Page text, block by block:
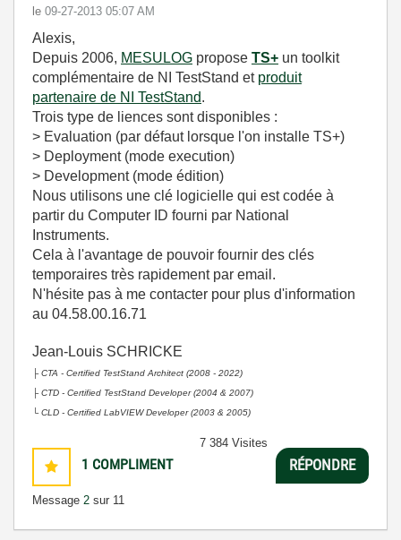
le ‎09-27-2013 05:07 AM
Alexis,
Depuis 2006, MESULOG propose TS+ un toolkit
complémentaire de NI TestStand et produit
partenaire de NI TestStand.
Trois type de liences sont disponibles :
> Evaluation (par défaut lorsque l'on installe TS+)
> Deployment (mode execution)
> Development (mode édition)
Nous utilisons une clé logicielle qui est codée à
partir du Computer ID fourni par National
Instruments.
Cela à l'avantage de pouvoir fournir des clés
temporaires très rapidement par email.
N'hésite pas à me contacter pour plus d'information
au 04.58.00.16.71
Jean-Louis SCHRICKE
├ CTA - Certified TestStand Architect (2008 - 2022)
├ CTD - Certified TestStand Developer (2004 & 2007)
└ CLD - Certified LabVIEW Developer (2003 & 2005)
1 COMPLIMENT
Message 2 sur 11
7 384 Visites
RÉPONDRE